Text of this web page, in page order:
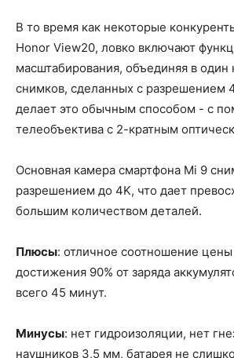
В то время как некоторые
Honor View20, ловко включают
масштабирования, объединяя в один
снимков, сделанных с разрешением
делает это обычным способом - с
телеобъектива с 2-кратным
Основная камера смартфона Mi 9
разрешением до 4K, что дает
большим количеством деталей.
Плюсы: отличное соотношение цены
достижения 90% от заряда
всего 45 минут.
Минусы: нет гидроизоляции, нет
наушников 3,5 мм, батарея не